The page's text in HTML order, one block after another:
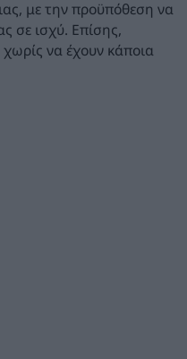
με την προϋπόθεση να
σε ισχύ. Επίσης,
να έχουν κάποια